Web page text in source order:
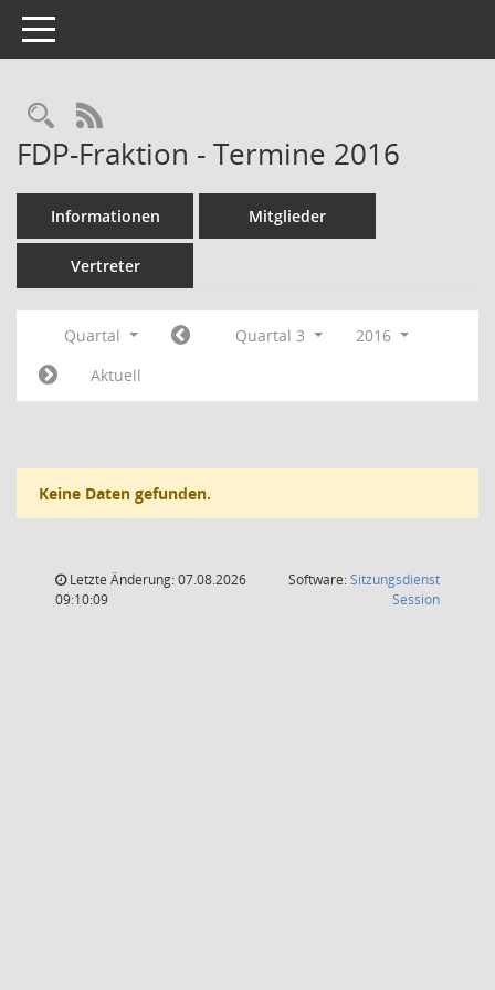
Toggle navigation
Rechercheauswahl
RSS-Feed
FDP-Fraktion - Termine 2016
Informationen Mitglieder
Vertreter
Quartal Quartal 3
2016
Aktuell
Keine Daten gefunden.
Letzte Änderung: 07.08.2026
09:10:09
Software:Sitzungsdienst
Session(Wird in